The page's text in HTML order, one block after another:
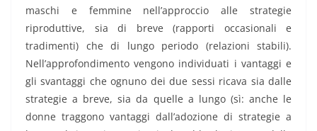
maschi e femmine nell’approccio alle strategie
riproduttive, sia di breve (rapporti occasionali e
tradimenti) che di lungo periodo (relazioni stabili).
Nell’approfondimento vengono individuati i vantaggi e
gli svantaggi che ognuno dei due sessi ricava sia dalle
strategie a breve, sia da quelle a lungo (sì: anche le
donne traggono vantaggi dall’adozione di strategie a